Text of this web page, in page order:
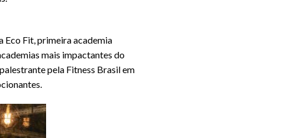
Eco Fit, primeira academia
mais impactantes do
pela Fitness Brasil em